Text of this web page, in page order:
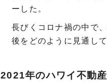
ーした。
長びくコロナ禍の中で
後をどのように見通し
2021年のハワイ不動